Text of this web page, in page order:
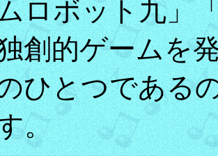
ロボット九」
創的ゲームを
ひとつである
。